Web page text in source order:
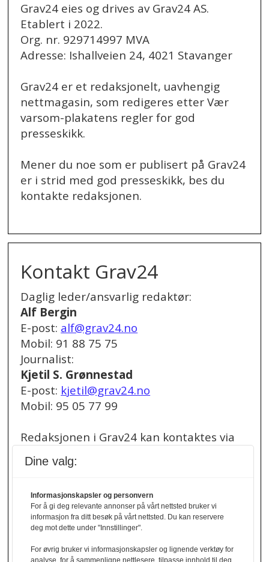
Grav24 eies og drives av Grav24 AS.
Etablert i 2022.
Org. nr. 929714997 MVA
Adresse: Ishallveien 24, 4021 Stavanger
Grav24 er et redaksjonelt, uavhengig
nettmagasin, som redigeres etter Vær
varsom-plakatens regler for god
presseskikk.
Mener du noe som er publisert på Grav24
er i strid med god presseskikk, bes du
kontakte redaksjonen.
Kontakt Grav24
Daglig leder/ansvarlig redaktør:
Alf Bergin
E-post: alf@grav24.no
Mobil: 91 88 75 75
Journalist:
Kjetil S. Grønnestad
E-post: kjetil@grav24.no
Mobil: 95 05 77 99
Redaksjonen i Grav24 kan kontaktes via
redaksjon@grav24.no
annonser/stillingsannonser, kan du bruke
denne e-post adressen:
annonse@grav24.no
Dine valg:
Informasjonskapsler og personvern
For å gi deg relevante annonser på vårt nettsted bruker vi
informasjon fra ditt besøk på vårt nettsted. Du kan reservere
deg mot dette under "Innstillinger".
For øvrig bruker vi informasjonskapsler og lignende verktøy for
analyse, for å sammenligne nettlesere, tilpasse innhold til deg